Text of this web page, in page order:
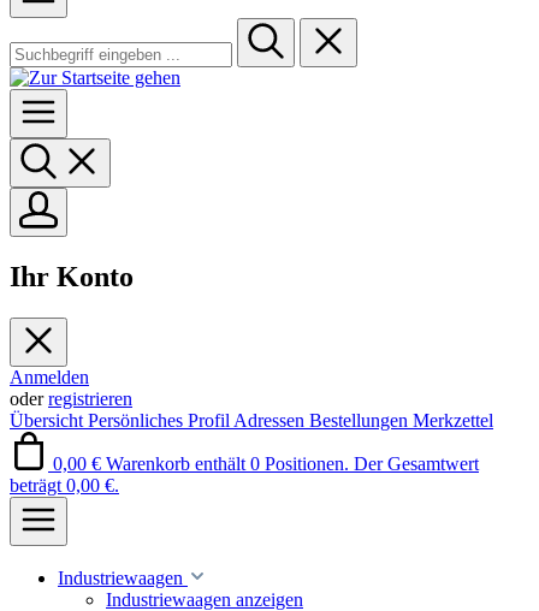
Ihr Konto
Anmelden
oderregistrieren
Übersicht Persönliches Profil Adressen Bestellungen Merkzettel
0,00 € Warenkorb enthält 0 Positionen. Der Gesamtwert
beträgt 0,00 €.
Industriewaagen
Industriewaagen anzeigen